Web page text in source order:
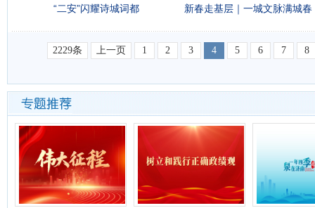
“二安”闪耀诗城词都 新春走基层｜一城文脉满城春
2229条 上一页 1 2 3 4 5 6 7 8